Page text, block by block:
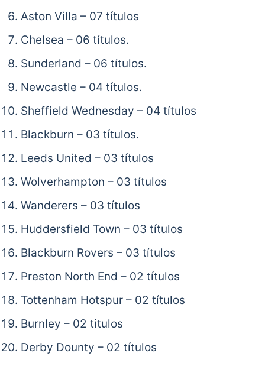
Aston Villa – 07 títulos
Chelsea – 06 títulos.
Sunderland – 06 títulos.
Newcastle – 04 títulos.
Sheffield Wednesday – 04 títulos
Blackburn – 03 títulos.
Leeds United – 03 títulos
Wolverhampton – 03 títulos
Wanderers – 03 títulos
Huddersfield Town – 03 títulos
Blackburn Rovers – 03 títulos
Preston North End – 02 títulos
Tottenham Hotspur – 02 títulos
Burnley – 02 titulos
Derby Dounty – 02 títulos